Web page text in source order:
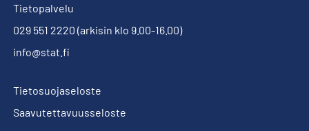
Tietopalvelu
029 551 2220 (arkisin klo 9.00-16.00)
info@stat.fi
Tietosuojaseloste
Saavutettavuusseloste